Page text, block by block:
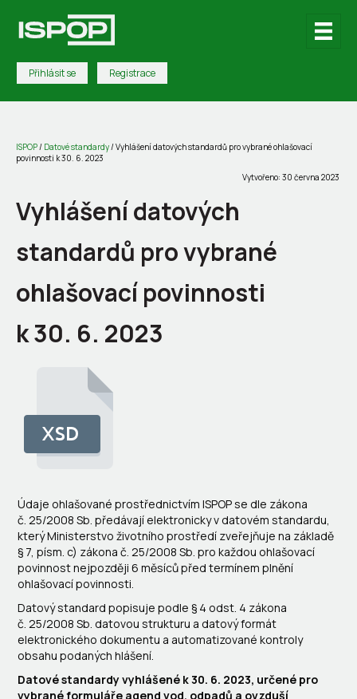
Přihlásit se Registrace
ISPOP/ Datové standardy/Vyhlášení datových standardů pro vybrané ohlašovací
povinnosti k 30. 6. 2023
Vytvořeno: 30 června 2023
Vyhlášení datových
standardů pro vybrané
ohlašovací povinnosti
k 30. 6. 2023
Údaje ohlašované prostřednictvím ISPOP se dle zákona
č. 25/2008 Sb. předávají elektronicky v datovém standardu,
který Ministerstvo životního prostředí zveřejňuje na základě
§ 7, písm. c) zákona č. 25/2008 Sb. pro každou ohlašovací
povinnost nejpozději 6 měsíců před termínem plnění
ohlašovací povinnosti.
Datový standard popisuje podle § 4 odst. 4 zákona
č. 25/2008 Sb. datovou strukturu a datový formát
elektronického dokumentu a automatizované kontroly
obsahu podaných hlášení.
Datové standardy vyhlášené k 30. 6. 2023, určené pro
vybrané formuláře agend vod, odpadů a ovzduší